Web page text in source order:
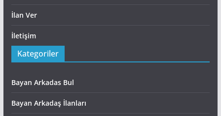
İlan Ver
İletişim
Kategoriler
Bayan Arkadas Bul
Bayan Arkadaş İlanları